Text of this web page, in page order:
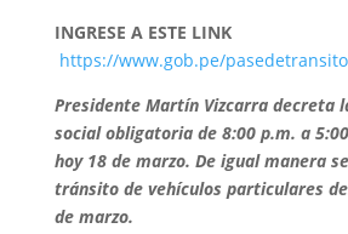
INGRESE A ESTE LINK
https://www.gob.pe/pasedetransito
Presidente Martín Vizcarra decreta
social obligatoria de 8:00 p.m. a
hoy 18 de marzo. De igual manera
tránsito de vehículos particulares
de marzo.